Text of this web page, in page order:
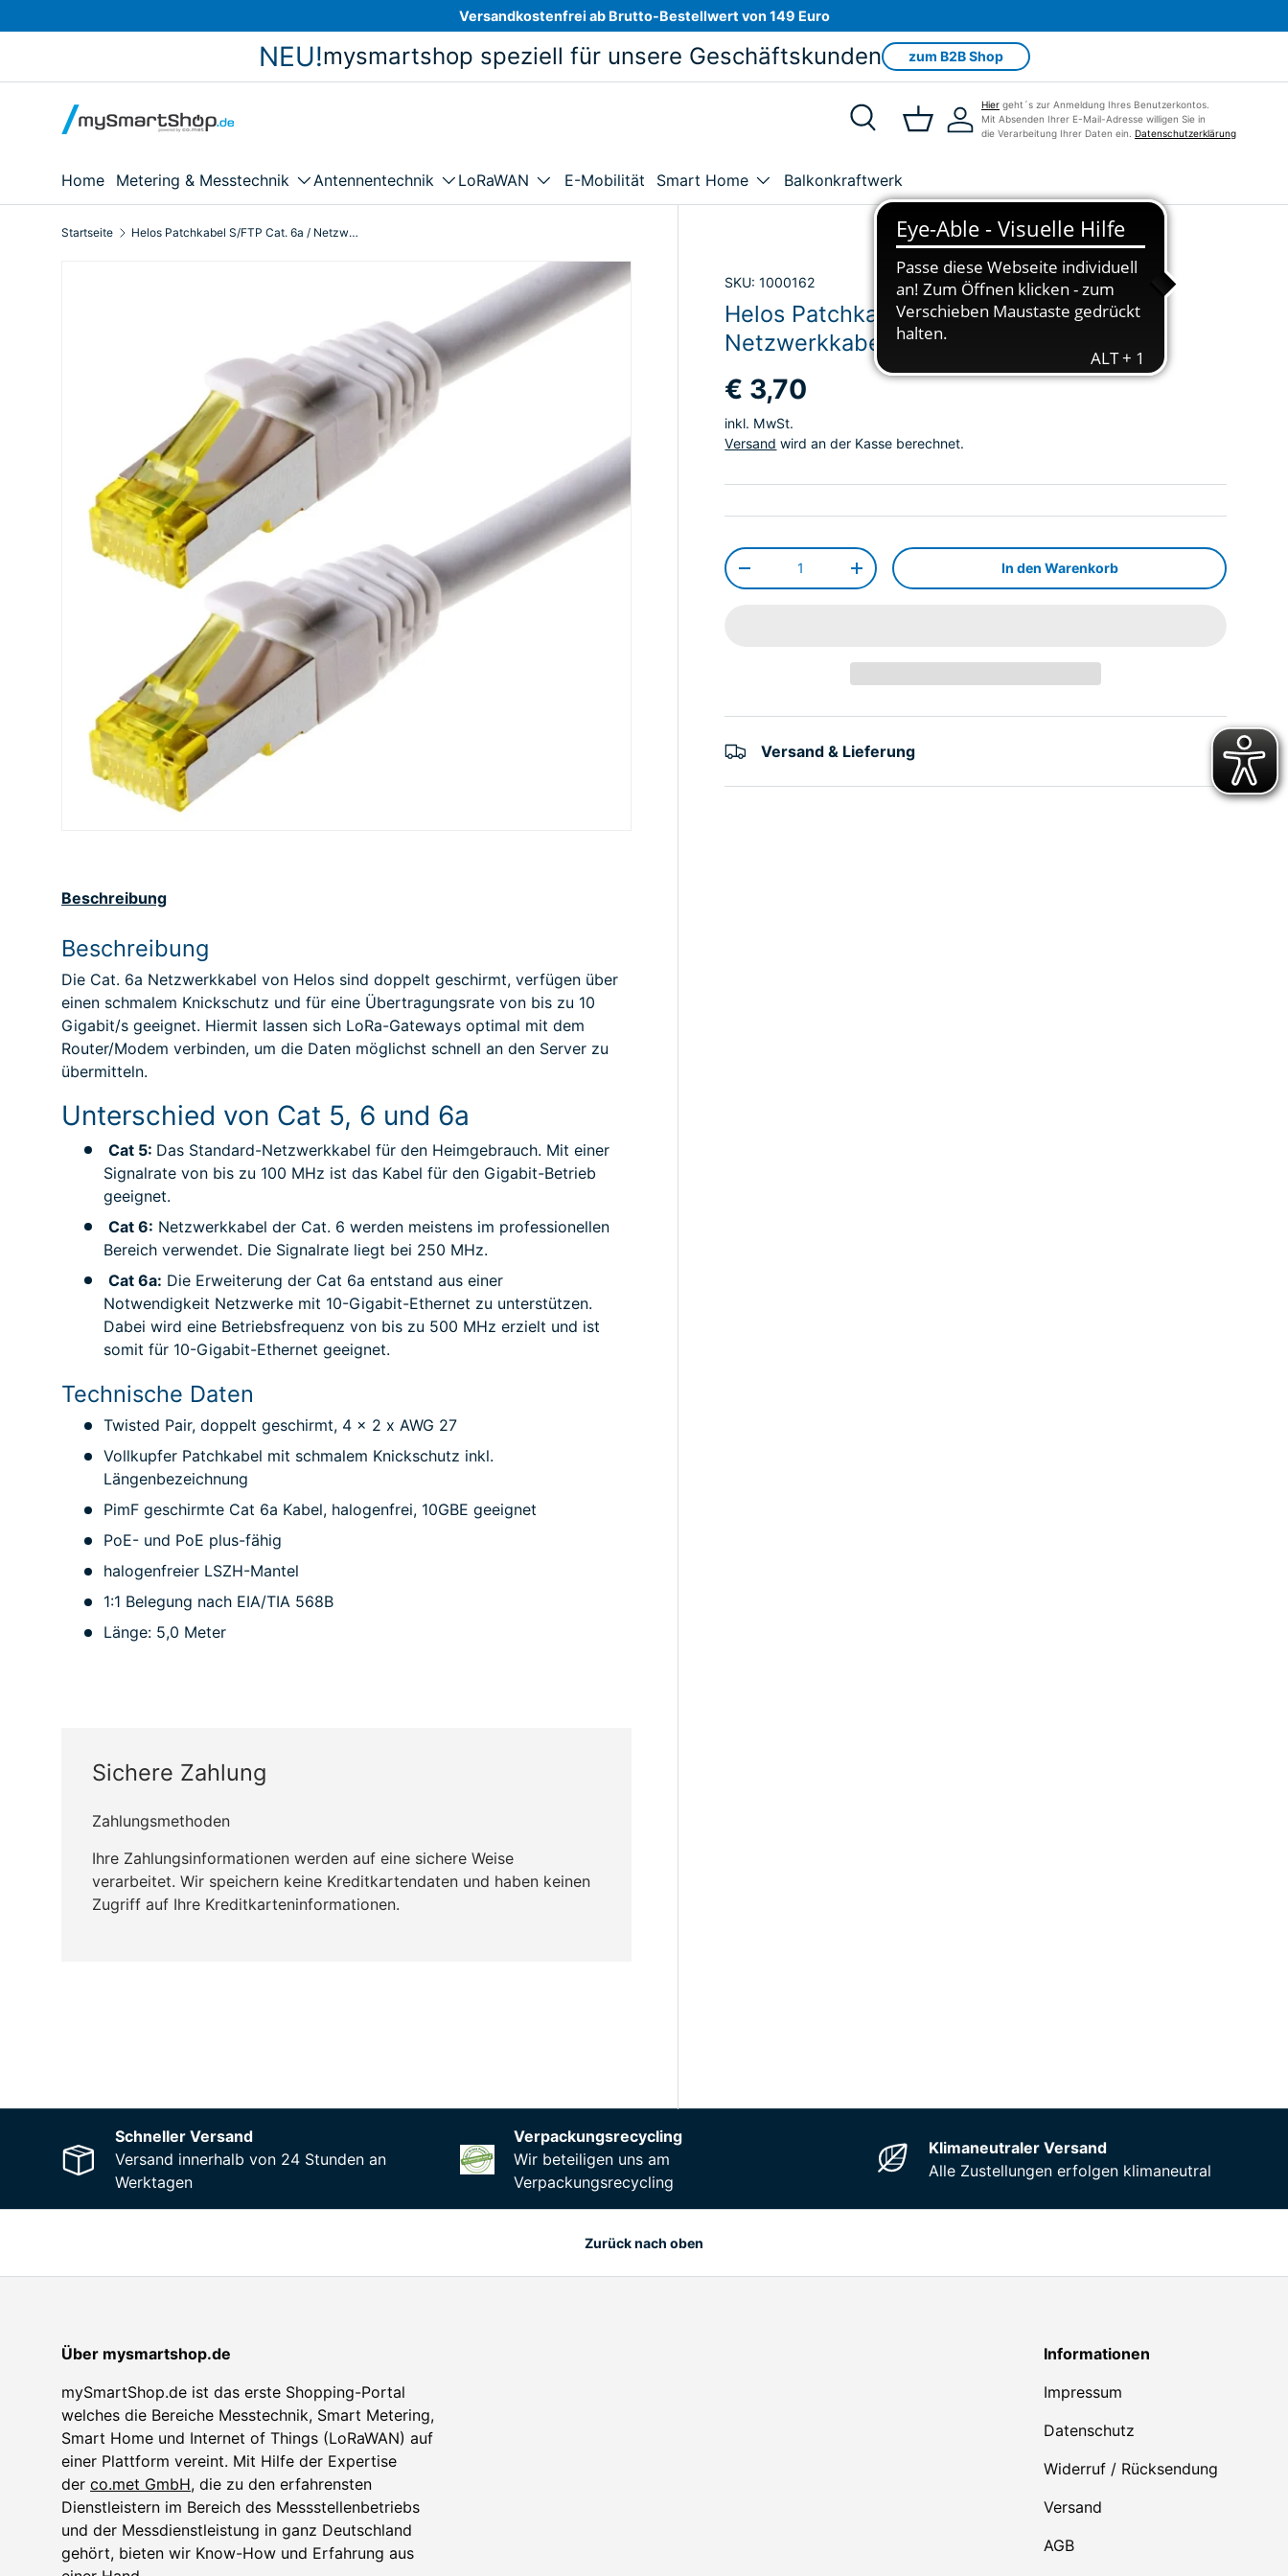
Direkt zum Inhalt
Versandkostenfrei ab Brutto-Bestellwert von 149 Euro
NEU!mysmartshop speziell für unsere Geschäftskunden zum B2B Shop
Suche Einkaufskorb
Einloggen
Hier geht´s zur Anmeldung Ihres Benutzerkontos.
Mit Absenden Ihrer E-Mail-Adresse willigen Sie in
die Verarbeitung Ihrer Daten ein. Datenschutzerklärung
Home Metering & Messtechnik Antennentechnik LoRaWAN E-Mobilität Smart Home Balkonkraftwerk
Startseite Helos Patchkabel S/FTP Cat. 6a / Netzwerkkabel, 5 Meter
SKU: 1000162
Helos Patchkabel S/FTP Cat. 6a /
Netzwerkkabel, 5 Meter
€ 3,70
inkl. MwSt.
Versand wird an der Kasse berechnet.
Anzahl
-
+ In den Warenkorb
Versand & Lieferung
Beschreibung
Beschreibung
Die Cat. 6a Netzwerkkabel von Helos sind doppelt geschirmt, verfügen über
einen schmalem Knickschutz und für eine Übertragungsrate von bis zu 10
Gigabit/s geeignet. Hiermit lassen sich LoRa-Gateways optimal mit dem
Router/Modem verbinden, um die Daten möglichst schnell an den Server zu
übermitteln.
Unterschied von Cat 5, 6 und 6a
Cat 5: Das Standard-Netzwerkkabel für den Heimgebrauch. Mit einer
Signalrate von bis zu 100 MHz ist das Kabel für den Gigabit-Betrieb
geeignet.
Cat 6: Netzwerkkabel der Cat. 6 werden meistens im professionellen
Bereich verwendet. Die Signalrate liegt bei 250 MHz.
Cat 6a: Die Erweiterung der Cat 6a entstand aus einer
Notwendigkeit Netzwerke mit 10-Gigabit-Ethernet zu unterstützen.
Dabei wird eine Betriebsfrequenz von bis zu 500 MHz erzielt und ist
somit für 10-Gigabit-Ethernet geeignet.
Technische Daten
Twisted Pair, doppelt geschirmt, 4 x 2 x AWG 27
Vollkupfer Patchkabel mit schmalem Knickschutz inkl.
Längenbezeichnung
PimF geschirmte Cat 6a Kabel, halogenfrei, 10GBE geeignet
PoE- und PoE plus-fähig
halogenfreier LSZH-Mantel
1:1 Belegung nach EIA/TIA 568B
Länge: 5,0 Meter
Sichere Zahlung
Zahlungsmethoden
Ihre Zahlungsinformationen werden auf eine sichere Weise
verarbeitet. Wir speichern keine Kreditkartendaten und haben keinen
Zugriff auf Ihre Kreditkarteninformationen.
Schneller Versand
Versand innerhalb von 24 Stunden an
Werktagen
Verpackungsrecycling
Wir beteiligen uns am
Verpackungsrecycling
Klimaneutraler Versand
Alle Zustellungen erfolgen klimaneutral
Zurück nach oben
Über mysmartshop.de
mySmartShop.de ist das erste Shopping-Portal
welches die Bereiche Messtechnik, Smart Metering,
Smart Home und Internet of Things (LoRaWAN) auf
einer Plattform vereint. Mit Hilfe der Expertise
der co.met GmbH, die zu den erfahrensten
Dienstleistern im Bereich des Messstellenbetriebs
und der Messdienstleistung in ganz Deutschland
gehört, bieten wir Know-How und Erfahrung aus
Informationen
Impressum
Datenschutz
Widerruf / Rücksendung
Versand
AGB